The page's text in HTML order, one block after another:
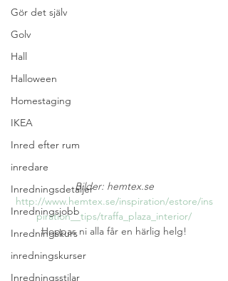
Gör det själv
Golv
Hall
Halloween
Homestaging
IKEA
Inred efter rum
inredare
Inredningsdetaljer
Inredningsjobb
Inredningskurs
inredningskurser
Inredningsstilar
Bilder: hemtex.se
http://www.hemtex.se/inspiration/estore/ins
piration__tips/traffa_plaza_interior/
Hoppas ni alla får en härlig helg!